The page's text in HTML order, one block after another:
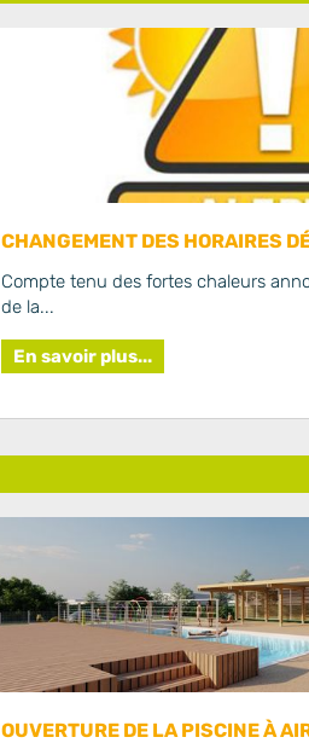
CHANGEMENT DES HORAIRES
Compte tenu des fortes chaleurs
de la...
En savoir plus...
OUVERTURE DE LA PISCINE À